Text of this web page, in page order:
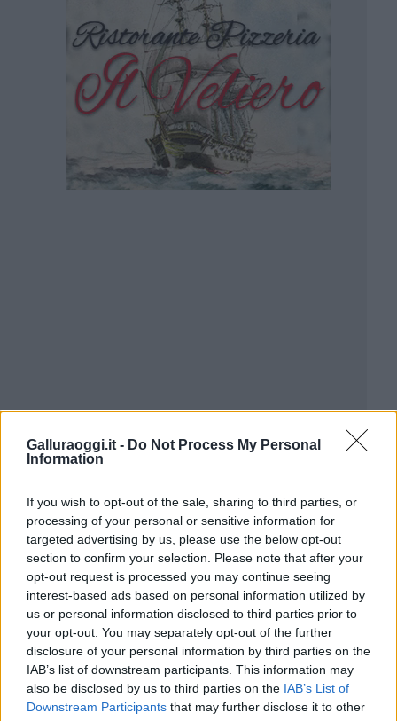
Galluraoggi.it - Do Not Process My Personal
Information
If you wish to opt-out of the sale, sharing to third parties, or
processing of your personal or sensitive information for
targeted advertising by us, please use the below opt-out
section to confirm your selection. Please note that after your
opt-out request is processed you may continue seeing
interest-based ads based on personal information utilized by
us or personal information disclosed to third parties prior to
your opt-out. You may separately opt-out of the further
disclosure of your personal information by third parties on the
IAB’s list of downstream participants. This information may
also be disclosed by us to third parties on the IAB’s List of
Downstream Participants that may further disclose it to other